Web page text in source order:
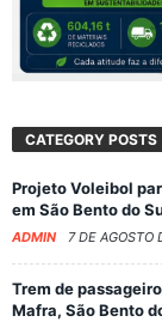
CATEGORY POSTS
Projeto Voleibol
em São Bento do
ADMIN 7 DE AGOSTO
Trem de
Mafra, São Bento